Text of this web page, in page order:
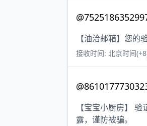
【油洽邮箱】您的
接收时间: 北京时间
【宝宝小厨房】
露，谨防被骗。